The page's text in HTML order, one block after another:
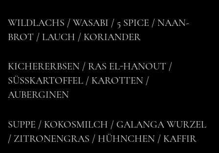
WILDLACHS / WASABI / 5 SPICE / NAAN-
BROT / LAUCH / KORIANDER
KICHERERBSEN / RAS EL-HANOUT /
SÜSSKARTOFFEL / KAROTTEN /
AUBERGINEN
SUPPE / KOKOSMILCH / GALANGA WURZEL
/ ZITRONENGRAS / HÜHNCHEN / KAFFIR